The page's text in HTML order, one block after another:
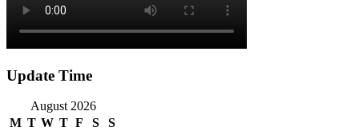
Update Time
August 2026
M T W T F S
S